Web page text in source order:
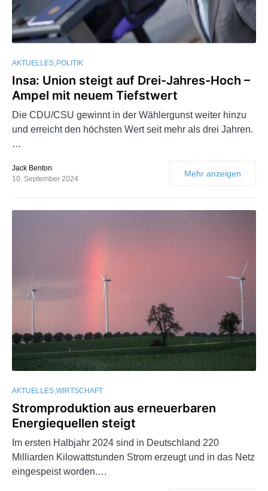
AKTUELLES POLITIK
Insa: Union steigt auf Drei-Jahres-Hoch –
Ampel mit neuem Tiefstwert
Die CDU/CSU gewinnt in der Wählergunst weiter hinzu
und erreicht den höchsten Wert seit mehr als drei Jahren.
…
Jack Benton
10. September 2024
Mehr anzeigen
AKTUELLES WIRTSCHAFT
Stromproduktion aus erneuerbaren
Energiequellen steigt
Im ersten Halbjahr 2024 sind in Deutschland 220
Milliarden Kilowattstunden Strom erzeugt und in das Netz
eingespeist worden.…